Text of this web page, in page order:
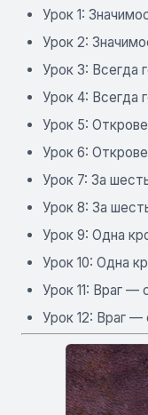
Урок 1:
Урок 2:
Урок 3: Всегда
Урок 4: Всегда
Урок 5:
Урок 6:
Урок 7: За
Урок 8: За
Урок 9: Одна
Урок 10: Одна
Урок 11: Враг —
Урок 12: Враг —